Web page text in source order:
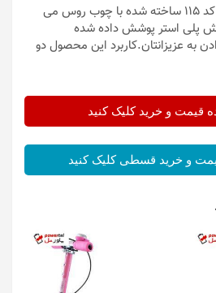
صفحه شطرنج مدل رومینا کد 115 ساخته شده با چوب روس می
پلی استر پوشش داده شده
به عزیزانتان.کاربرد این محصول دو
قیمت و خرید کلیک کنید
و خرید قسطی کلیک کنید